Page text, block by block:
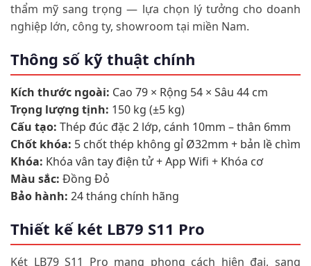
thẩm mỹ sang trọng — lựa chọn lý tưởng cho doanh
nghiệp lớn, công ty, showroom tại miền Nam.
Thông số kỹ thuật chính
Kích thước ngoài: Cao 79 × Rộng 54 × Sâu 44 cm
Trọng lượng tịnh: 150 kg (±5 kg)
Cấu tạo: Thép đúc đặc 2 lớp, cánh 10mm – thân 6mm
Chốt khóa: 5 chốt thép không gỉ Ø32mm + bản lề chìm
Khóa: Khóa vân tay điện tử + App Wifi + Khóa cơ
Màu sắc: Đồng Đỏ
Bảo hành: 24 tháng chính hãng
Thiết kế két LB79 S11 Pro
Két LB79 S11 Pro mang phong cách hiện đại, sang